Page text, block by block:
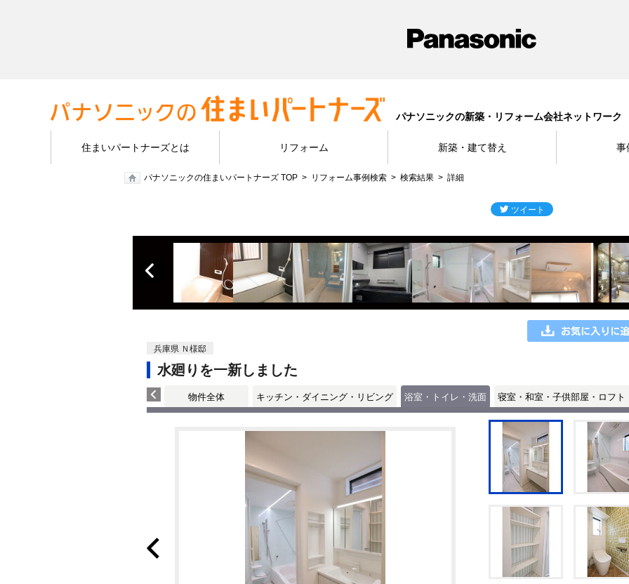
パナソニックの新築・リフォーム会社ネットワーク
住まいパートナーズとは リフォーム 新築・建て替え 事
パナソニックの住まいパートナーズ TOP リフォーム事例検索 検索結果 詳細
兵庫県 Ｎ様邸
水廻りを一新しました
物件全体 キッチン・ダイニング・リビング 浴室・トイレ・洗面 寝室・和室・子供部屋・ロフト